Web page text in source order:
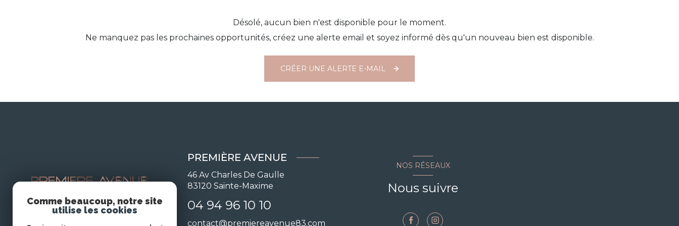
Désolé, aucun bien n'est disponible pour le moment.
Ne manquez pas les prochaines opportunités, créez une alerte email et soyez informé dès qu'un nouveau bien est disponible.
CRÉER UNE ALERTE E-MAIL
PREMIÈRE AVENUE
46 Av Charles De Gaulle
83120 Sainte-Maxime
04 94 96 10 10
contact@premiereavenue83.com
NOS RÉSEAUX
Nous suivre
Comme beaucoup, notre site
utilise les cookies